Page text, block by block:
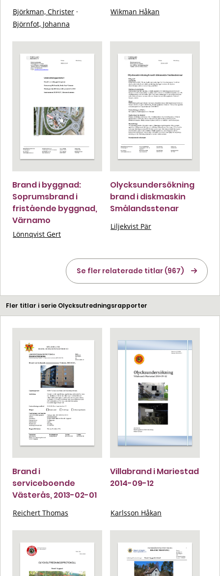
Björkman, Christer ·
Björnfot, Johanna
Wikman Håkan
Brand i byggnad:
Soprumsbrand i
fristående byggnad,
Värnamo
Lönnqvist Gert
Olycksundersökning
brand i diskmaskin
Smålandsstenar
Liljekvist Pär
Se fler relaterade titlar (967)
Fler titlar i serie Olycksutredningsrapporter
Brand i
serviceboende
Västerås, 2013-02-01
Reichert Thomas
Villabrand i Mariestad
2014-09-12
Karlsson Håkan